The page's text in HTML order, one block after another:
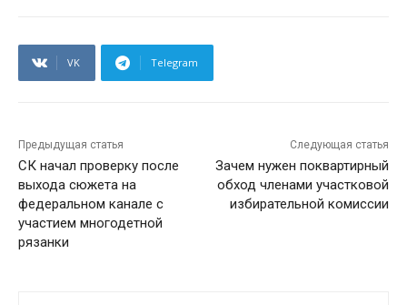
VK Telegram
Предыдущая статья
СК начал проверку после
выхода сюжета на
федеральном канале с
участием многодетной
рязанки
Следующая статья
Зачем нужен поквартирный
обход членами участковой
избирательной комиссии